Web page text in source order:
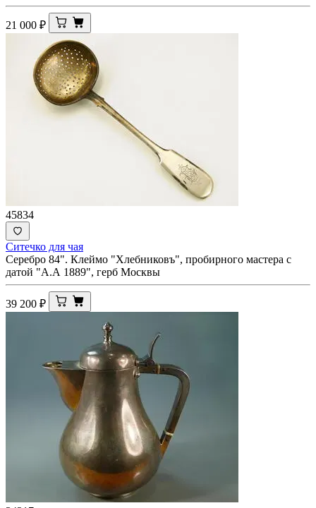
21 000 ₽
45834
Ситечко для чая
Серебро 84". Клеймо "Хлебниковъ", пробирного мастера с
датой "А.А 1889", герб Москвы
39 200 ₽